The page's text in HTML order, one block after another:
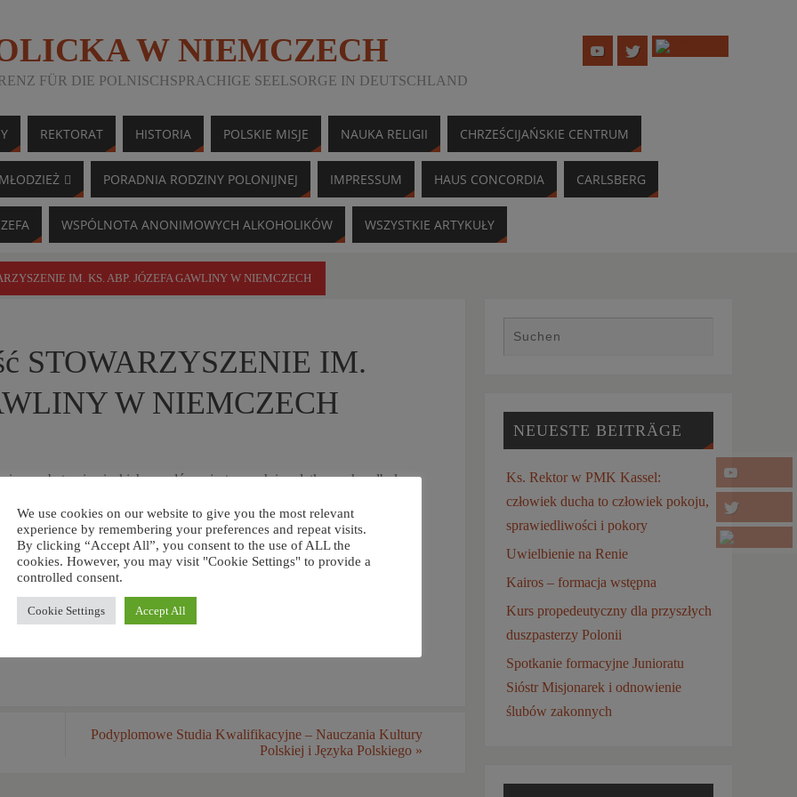
W NIEMCZECH
FÜR DIE POLNISCHSPRACHIGE SEELSORGE IN DEUTSCHLAND
REKTORAT HISTORIA POLSKIE MISJE NAUKA RELIGII CHRZEŚCIJAŃSKIE CENTRUM
MŁODZIEŻ PORADNIA RODZINY POLONIJNEJ IMPRESSUM HAUS CONCORDIA CARLSBERG
WSPÓLNOTA ANONIMOWYCH ALKOHOLIKÓW WSZYSTKIE ARTYKUŁY
IM. KS. ABP. JÓZEFA GAWLINY W NIEMCZECH
STOWARZYSZENIE IM.
W NIEMCZECH
aprobaty niemieckich urzędów rejestrowych i podatkowych, odbyło
weszli: Przewodniczący: ks. dr Michał Wilkosz,
Pani Alicja Krauze. Członkowie Rady: Pani Agnieszka Piotrowski, mec.
Romanowski, ks. Jan Gwiżdż. Zadania i cele Stowarzyszenia są
w Niemczech oraz budowania pomostów między kulturą
Podyplomowe Studia Kwalifikacyjne – Nauczania Kultury
Polskiej i Języka Polskiego »
NEUESTE BEITRÄGE
Ks. Rektor w PMK Kassel:
człowiek ducha to człowiek pokoju,
sprawiedliwości i pokory
Uwielbienie na Renie
Kairos – formacja wstępna
Kurs propedeutyczny dla przyszłych
duszpasterzy Polonii
Spotkanie formacyjne Junioratu
Sióstr Misjonarek i odnowienie
ślubów zakonnych
We use cookies on our website to give you the most relevant
experience by remembering your preferences and repeat visits.
By clicking “Accept All”, you consent to the use of ALL the
cookies. However, you may visit "Cookie Settings" to provide a
controlled consent.
Cookie Settings Accept All